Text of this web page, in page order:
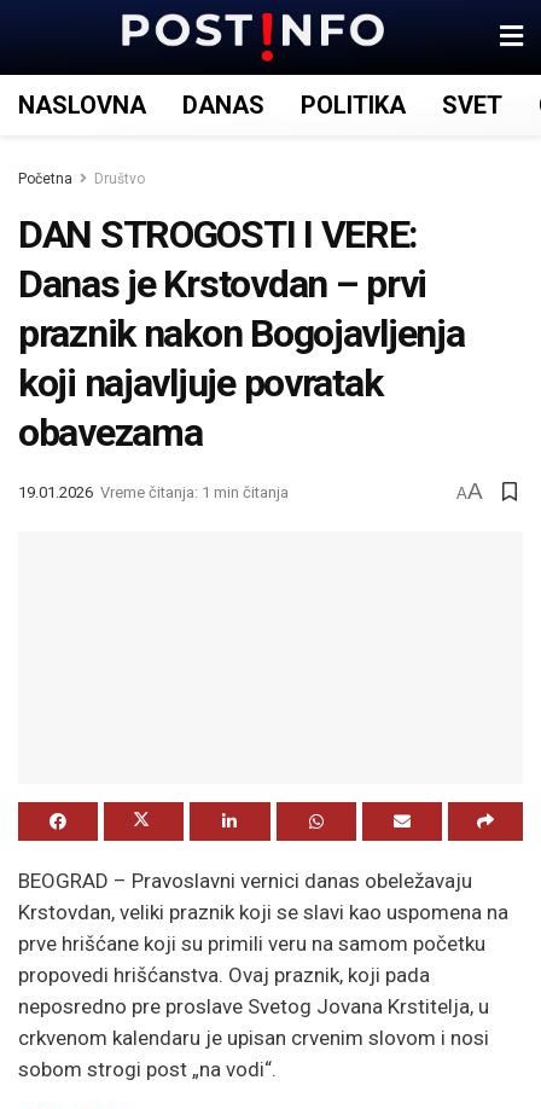
NASLOVNA DANAS POLITIKA SVET
Početna Društvo
DAN STROGOSTI I VERE:
Danas je Krstovdan – prvi
praznik nakon Bogojavljenja
koji najavljuje povratak
obavezama
19.01.2026 Vreme čitanja: 1 min čitanja AA
BEOGRAD – Pravoslavni vernici danas obeležavaju
Krstovdan, veliki praznik koji se slavi kao uspomena na
prve hrišćane koji su primili veru na samom početku
propovedi hrišćanstva. Ovaj praznik, koji pada
neposredno pre proslave Svetog Jovana Krstitelja, u
crkvenom kalendaru je upisan crvenim slovom i nosi
sobom strogi post „na vodi“.